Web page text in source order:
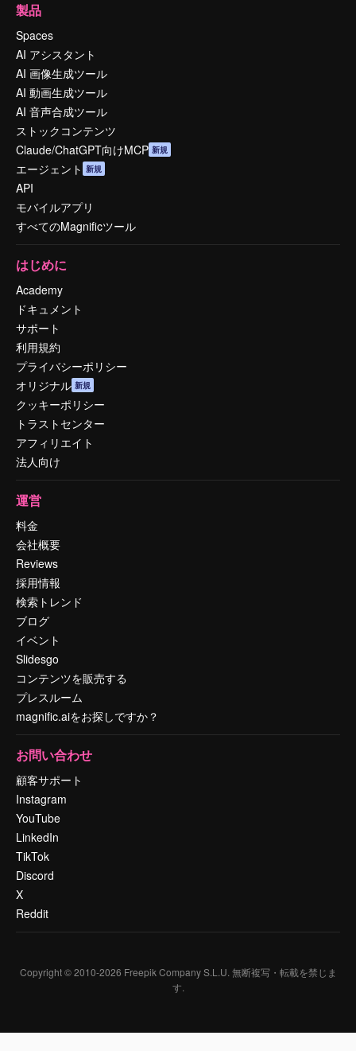
製品
Spaces
AI アシスタント
AI 画像生成ツール
AI 動画生成ツール
AI 音声合成ツール
ストックコンテンツ
Claude/ChatGPT向けMCP 新規
エージェント 新規
API
モバイルアプリ
すべてのMagnificツール
はじめに
Academy
ドキュメント
サポート
利用規約
プライバシーポリシー
オリジナル 新規
クッキーポリシー
トラストセンター
アフィリエイト
法人向け
運営
料金
会社概要
Reviews
採用情報
検索トレンド
ブログ
イベント
Slidesgo
コンテンツを販売する
プレスルーム
magnific.aiをお探しですか？
お問い合わせ
顧客サポート
Instagram
YouTube
LinkedIn
TikTok
Discord
X
Reddit
Copyright © 2010-2026 Freepik Company S.L.U. 無断複写・転載を禁じま
す.